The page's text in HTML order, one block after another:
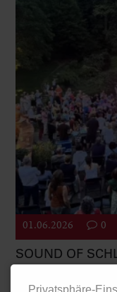
01.06.2026 0
SOUND OF
Privatsphäre-